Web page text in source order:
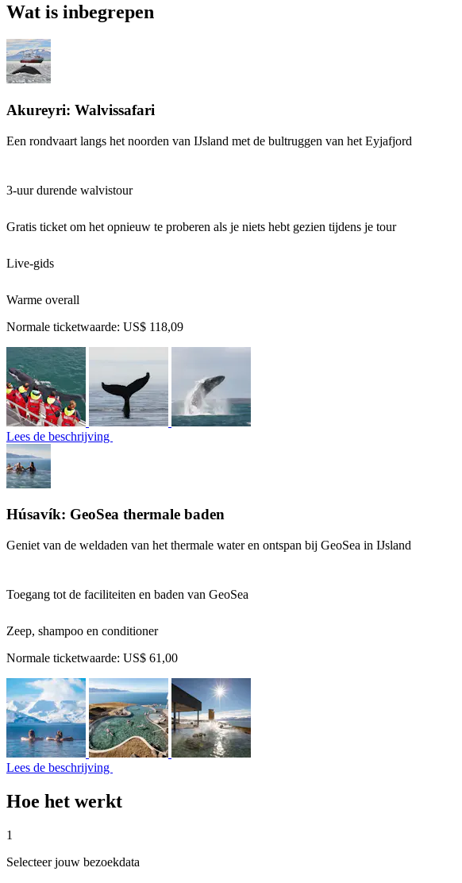
Wat is inbegrepen
Akureyri: Walvissafari
Een rondvaart langs het noorden van IJsland met de bultruggen van het Eyjafjord
3-uur durende walvistour
Gratis ticket om het opnieuw te proberen als je niets hebt gezien tijdens je tour
Live-gids
Warme overall
Normale ticketwaarde: US$ 118,09
Lees de beschrijving
Húsavík: GeoSea thermale baden
Geniet van de weldaden van het thermale water en ontspan bij GeoSea in IJsland
Toegang tot de faciliteiten en baden van GeoSea
Zeep, shampoo en conditioner
Normale ticketwaarde: US$ 61,00
Lees de beschrijving
Hoe het werkt
1
Selecteer jouw bezoekdata